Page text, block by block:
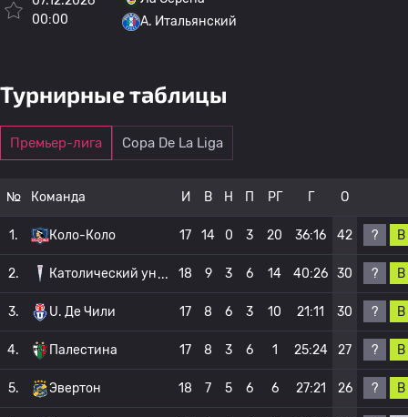
00:00
A. Итальянский
Турнирные таблицы
Премьер-лига Copa De La Liga
№ Команда И В Н П РГ Г О
1. Коло-Коло 17 14 0 3 20 36:16 42 ? В
2. Католический ун 18 9 3 6 14 40:26 30 ? В
3. U. Де Чили 17 8 6 3 10 21:11 30 ? В
4. Палестина 17 8 3 6 1 25:24 27 ? В
5. Эвертон 18 7 5 6 6 27:21 26 ? В